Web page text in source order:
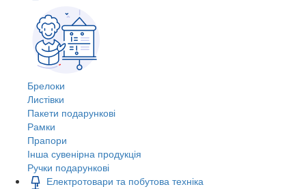
Брелоки
Листівки
Пакети подарункові
Рамки
Прапори
Інша сувенірна продукція
Ручки подарункові
Електротовари та побутова техніка